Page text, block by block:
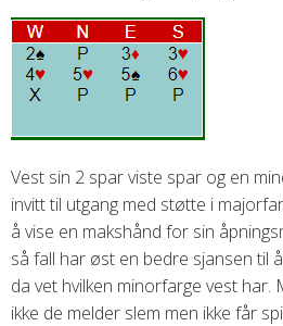
Vest sin 2 spar viste spar og en
invitt til utgang med støtte i
å vise en makshånd for sin
så fall har øst en bedre sjansen til
da vet hvilken minorfarge vest har.
ikke de melder slem men ikke får